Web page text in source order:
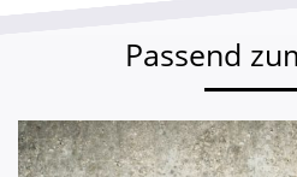
Passend